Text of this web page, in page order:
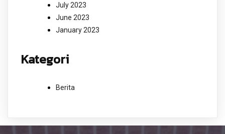
July 2023
June 2023
January 2023
Kategori
Berita